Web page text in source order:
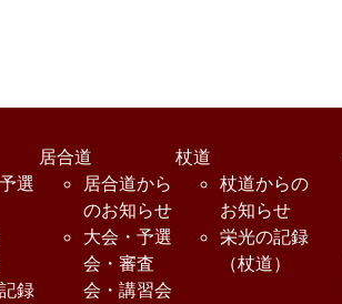
選
録
居合道
居合道から
のお知らせ
大会・予選
会・審査
会・講習会
杖道
杖道からの
お知らせ
栄光の記録
（杖道）